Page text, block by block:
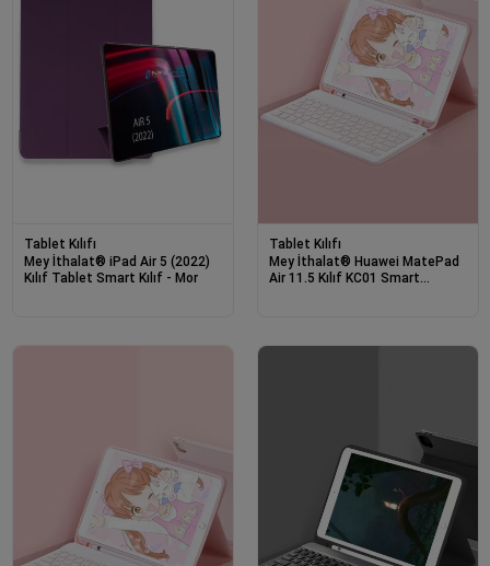
Tablet Kılıfı
Mey İthalat® iPad Air 5 (2022)
Kılıf Tablet Smart Kılıf - Mor
Tablet Kılıfı
Mey İthalat® Huawei MatePad
Air 11.5 Kılıf KC01 Smart